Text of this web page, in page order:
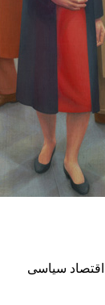
اقتصاد سياسى